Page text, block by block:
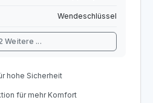
Wendeschlüssel
Weitere ...
hohe Sicherheit
für mehr Komfort